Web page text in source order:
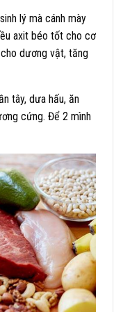
lý mà cánh mày
axit béo tốt cho cơ
dương vật, tăng
tây, dưa hấu, ăn
cứng. Để 2 mình